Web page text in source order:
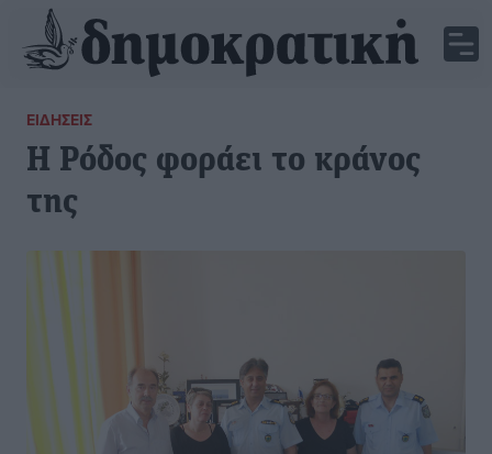
ΕΙΔΉΣΕΙΣ
Η Ρόδος φοράει το κράνος
της